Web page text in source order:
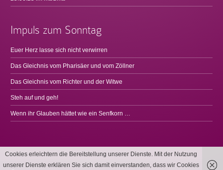
Impuls zum Sonntag
Euer Herz lasse sich nicht verwirren
Das Gleichnis vom Pharisäer und vom Zöllner
Das Gleichnis vom Richter und der Witwe
Steh auf und geh!
Wenn ihr Glauben hättet wie ein Senfkorn …
Cookies erleichtern die Bereitstellung unserer Dienste. Mit der Nutzung
unserer Dienste erklären Sie sich damit einverstanden, dass wir Cookies